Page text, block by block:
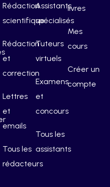
Rédaction
scientifique
Rédaction
et
correction
Lettres
et
emails
Tous les
rédacteurs
Assistants
spécialisés
Tuteurs
virtuels
Examens
et
concours
Tous les
assistants
livres
Mes
cours
Créer un
compte